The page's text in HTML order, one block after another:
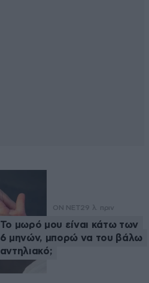
ON NET29 λ. πριν
Το μωρό μου είναι κάτω των
6 μηνών, μπορώ να του βάλω
αντηλιακό;